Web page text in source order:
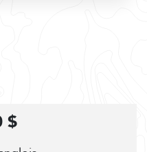
$